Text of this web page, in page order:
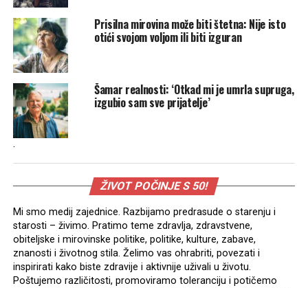
Prisilna mirovina može biti štetna: Nije isto
otići svojom voljom ili biti izguran
Šamar realnosti: ‘Otkad mi je umrla supruga,
izgubio sam sve prijatelje’
.
ŽIVOT POČINJE S 50!
Mi smo medij zajednice. Razbijamo predrasude o starenju i
starosti – živimo. Pratimo teme zdravlja, zdravstvene,
obiteljske i mirovinske politike, politike, kulture, zabave,
znanosti i životnog stila. Želimo vas ohrabriti, povezati i
inspirirati kako biste zdravije i aktivnije uživali u životu.
Poštujemo različitosti, promoviramo toleranciju i potičemo